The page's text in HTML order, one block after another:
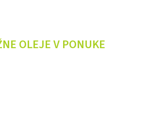
OLEJE V PONUKE